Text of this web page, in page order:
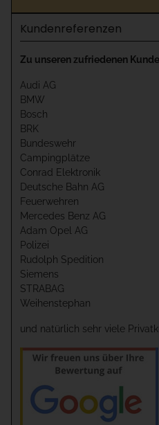
Kundenreferenzen
Zu unseren zufriedenen
Audi AG
BMW
Bosch
BRK
Bundeswehr
Campingplätze
Conrad Elektronik
Deutsche Bahn AG
Feuerwehren
Mercedes Benz AG
Adam Opel AG
Polizei
Rudolph Spedition
Siemens
STRABAG
Weihenstephan
und natürlich sehr viele